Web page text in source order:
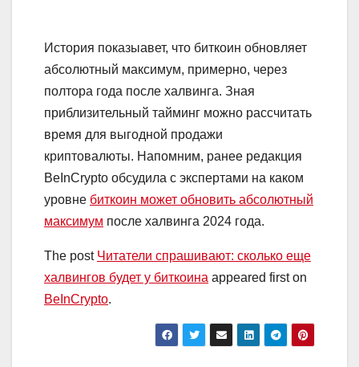
История показыавет, что биткоин обновляет
абсолютный максимум, примерно, через
полтора года после халвинга. Зная
приблизительный тайминг можно рассчитать
время для выгодной продажи
криптовалюты. Напомним, ранее редакция
BeInCrypto обсудила с экспертами на каком
уровне биткоин может обновить абсолютный
максимум после халвинга 2024 года.
The post Читатели спрашивают: cколько еще
халвингов будет у биткоина appeared first on
BeInCrypto.